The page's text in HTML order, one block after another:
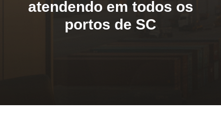
atendendo em todos os
portos de SC